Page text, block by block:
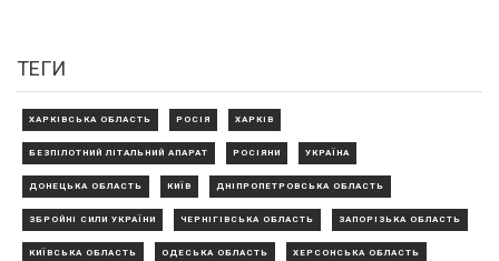
ТЕГИ
ХАРКІВСЬКА ОБЛАСТЬ РОСІЯ ХАРКІВ
БЕЗПІЛОТНИЙ ЛІТАЛЬНИЙ АПАРАТ РОСІЯНИ УКРАЇНА
ДОНЕЦЬКА ОБЛАСТЬ КИЇВ ДНІПРОПЕТРОВСЬКА ОБЛАСТЬ
ЗБРОЙНІ СИЛИ УКРАЇНИ ЧЕРНІГІВСЬКА ОБЛАСТЬ ЗАПОРІЗЬКА ОБЛАСТЬ
КИЇВСЬКА ОБЛАСТЬ ОДЕСЬКА ОБЛАСТЬ ХЕРСОНСЬКА ОБЛАСТЬ